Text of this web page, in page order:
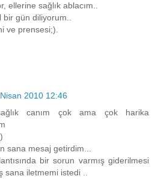
ellerine sağlık ablacım..
gün diliyorum..
ve prensesi;).
2010 12:46
canım çok ama çok harika
sana mesaj getirdim...
bir sorun varmış giderilmesi
iletmemi istedi ..